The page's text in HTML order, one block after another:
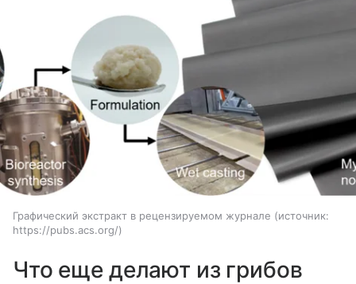
Графический экстракт в рецензируемом журнале
источник:
https://pubs.acs.org/
Что еще делают из грибов